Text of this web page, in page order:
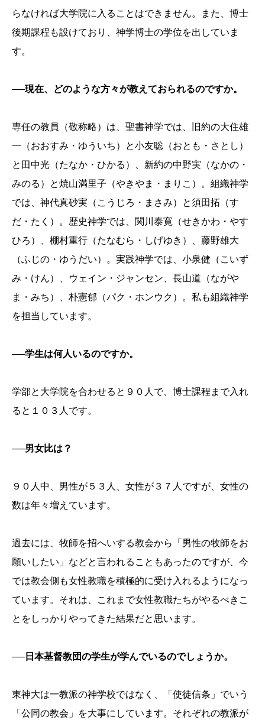
らなければ大学院に入ることはできません。また、博士
後期課程も設けており、神学博士の学位を出していま
す。
──現在、どのような方々が教えておられるのですか。
専任の教員（敬称略）は、聖書神学では、旧約の大住雄
一（おおすみ・ゆういち）と小友聡（おとも・さとし）
と田中光（たなか・ひかる）、新約の中野実（なかの・
みのる）と焼山満里子（やきやま・まりこ）。組織神学
では、神代真砂実（こうじろ・まさみ）と須田拓（す
だ・たく）。歴史神学では、関川泰寛（せきかわ・やす
ひろ）、棚村重行（たなむら・しげゆき）、藤野雄大
（ふじの・ゆうだい）。実践神学では、小泉健（こいず
み・けん）、ウェイン・ジャンセン、長山道（ながや
ま・みち）、朴憲郁（パク・ホンウク）。私も組織神学
を担当しています。
──学生は何人いるのですか。
学部と大学院を合わせると９０人で、博士課程まで入れ
ると１０３人です。
──男女比は？
９０人中、男性が５３人、女性が３７人ですが、女性の
数は年々増えています。
過去には、牧師を招へいする教会から「男性の牧師をお
願いしたい」などと言われることもあったのですが、今
では教会側も女性教職を積極的に受け入れるようになっ
ています。それは、これまで女性教職たちがやるべきこ
とをしっかりやってきた結果だと思います。
──日本基督教団の学生が学んでいるのでしょうか。
東神大は一教派の神学校ではなく、「使徒信条」でいう
「公同の教会」を大事にしています。それぞれの教派が